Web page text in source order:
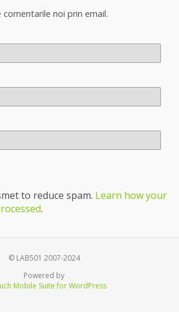
noi prin email.
to reduce spam. Learn how your
.
© LAB501 2007-2024
Powered by
Mobile Suite for WordPress